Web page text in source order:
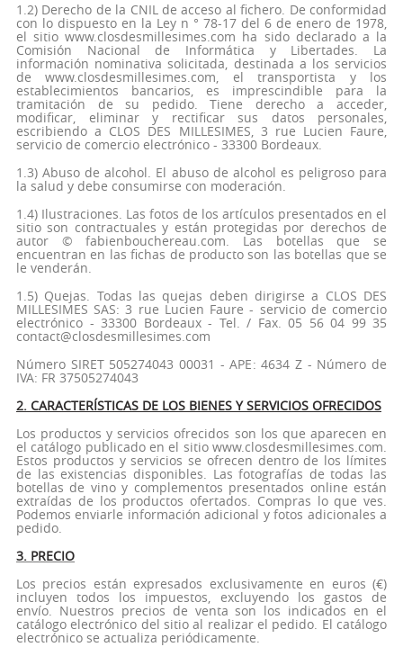
1.2) Derecho de la CNIL de acceso al fichero. De conformidad
con lo dispuesto en la Ley n ° 78-17 del 6 de enero de 1978,
el sitio www.closdesmillesimes.com ha sido declarado a la
Comisión Nacional de Informática y Libertades. La
información nominativa solicitada, destinada a los servicios
de www.closdesmillesimes.com, el transportista y los
establecimientos bancarios, es imprescindible para la
tramitación de su pedido. Tiene derecho a acceder,
modificar, eliminar y rectificar sus datos personales,
escribiendo a CLOS DES MILLESIMES, 3 rue Lucien Faure,
servicio de comercio electrónico - 33300 Bordeaux.
1.3) Abuso de alcohol. El abuso de alcohol es peligroso para
la salud y debe consumirse con moderación.
1.4) Ilustraciones. Las fotos de los artículos presentados en el
sitio son contractuales y están protegidas por derechos de
autor © fabienbouchereau.com. Las botellas que se
encuentran en las fichas de producto son las botellas que se
le venderán.
1.5) Quejas. Todas las quejas deben dirigirse a CLOS DES
MILLESIMES SAS: 3 rue Lucien Faure - servicio de comercio
electrónico - 33300 Bordeaux - Tel. / Fax. 05 56 04 99 35
contact@closdesmillesimes.com
Número SIRET 505274043 00031 - APE: 4634 Z - Número de
IVA: FR 37505274043
2. CARACTERÍSTICAS DE LOS BIENES Y SERVICIOS OFRECIDOS
Los productos y servicios ofrecidos son los que aparecen en
el catálogo publicado en el sitio www.closdesmillesimes.com.
Estos productos y servicios se ofrecen dentro de los límites
de las existencias disponibles. Las fotografías de todas las
botellas de vino y complementos presentados online están
extraídas de los productos ofertados. Compras lo que ves.
Podemos enviarle información adicional y fotos adicionales a
pedido.
3. PRECIO
Los precios están expresados exclusivamente en euros (€)
incluyen todos los impuestos, excluyendo los gastos de
envío. Nuestros precios de venta son los indicados en el
catálogo electrónico del sitio al realizar el pedido. El catálogo
electrónico se actualiza periódicamente.